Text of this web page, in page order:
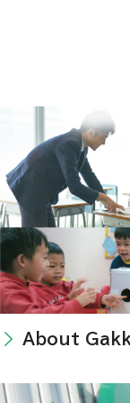
About